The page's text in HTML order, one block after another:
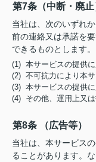
第7条（中断・廃止
当社は、次のいずれ
前の連絡又は承諾を
できるものとします。
(1) 本サービスの提供
(2) 不可抗力により本
(3) 本サービスの提供
(4) その他、運用上又
第8条 （広告等）
当社は、本サービス
ることがあります。